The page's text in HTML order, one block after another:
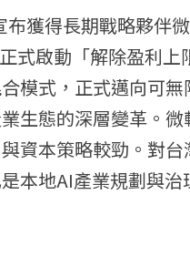
布獲得長期戰略夥伴
式啟動「解除盈利
合模式，正式邁向可
生態的深層變革。
資本策略較勁。對
本地AI產業規劃與治